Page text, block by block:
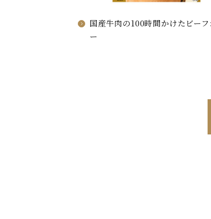
国産牛肉の100時間かけたビーフ
ー